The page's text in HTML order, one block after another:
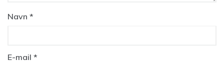
Navn *
E-mail *